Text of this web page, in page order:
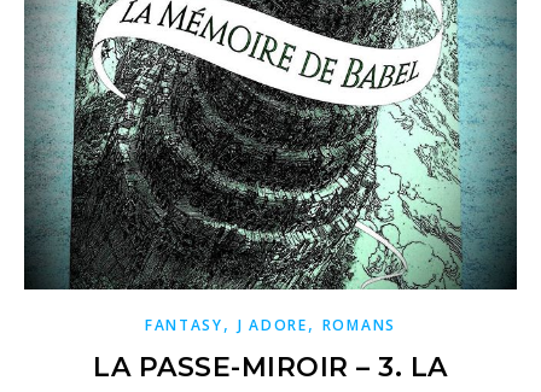
FANTASY, J ADORE, ROMANS
LA PASSE-MIROIR – 3. LA